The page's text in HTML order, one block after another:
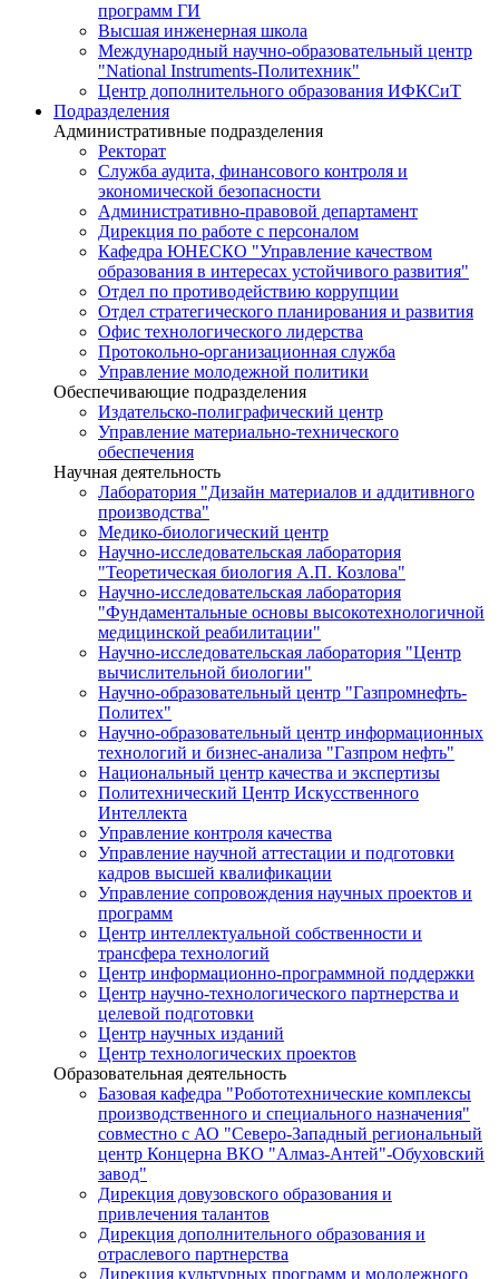
программ ГИ
Высшая инженерная школа
Международный научно-образовательный центр
"National Instruments-Политехник"
Центр дополнительного образования ИФКСиТ
Подразделения
Административные подразделения
Ректорат
Служба аудита, финансового контроля и
экономической безопасности
Административно-правовой департамент
Дирекция по работе с персоналом
Кафедра ЮНЕСКО "Управление качеством
образования в интересах устойчивого развития"
Отдел по противодействию коррупции
Отдел стратегического планирования и развития
Офис технологического лидерства
Протокольно-организационная служба
Управление молодежной политики
Обеспечивающие подразделения
Издательско-полиграфический центр
Управление материально-технического
обеспечения
Научная деятельность
Лаборатория "Дизайн материалов и аддитивного
производства"
Медико-биологический центр
Научно-исследовательская лаборатория
"Теоретическая биология А.П. Козлова"
Научно-исследовательская лаборатория
"Фундаментальные основы высокотехнологичной
медицинской реабилитации"
Научно-исследовательская лаборатория "Центр
вычислительной биологии"
Научно-образовательный центр "Газпромнефть-
Политех"
Научно-образовательный центр информационных
технологий и бизнес-анализа "Газпром нефть"
Национальный центр качества и экспертизы
Политехнический Центр Искусственного
Интеллекта
Управление контроля качества
Управление научной аттестации и подготовки
кадров высшей квалификации
Управление сопровождения научных проектов и
программ
Центр интеллектуальной собственности и
трансфера технологий
Центр информационно-программной поддержки
Центр научно-технологического партнерства и
целевой подготовки
Центр научных изданий
Центр технологических проектов
Образовательная деятельность
Базовая кафедра "Робототехнические комплексы
производственного и специального назначения"
совместно с АО "Северо-Западный региональный
центр Концерна ВКО "Алмаз-Антей"-Обуховский
завод"
Дирекция довузовского образования и
привлечения талантов
Дирекция дополнительного образования и
отраслевого партнерства
Дирекция культурных программ и молодежного